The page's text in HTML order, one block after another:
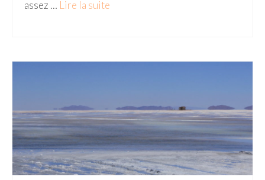
Cafés
HANOI
Cafés insolites
assez … Lire la suite­­